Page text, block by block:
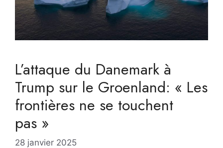
L’attaque du Danemark à
Trump sur le Groenland: « Les
frontières ne se touchent
pas »
28 janvier 2025